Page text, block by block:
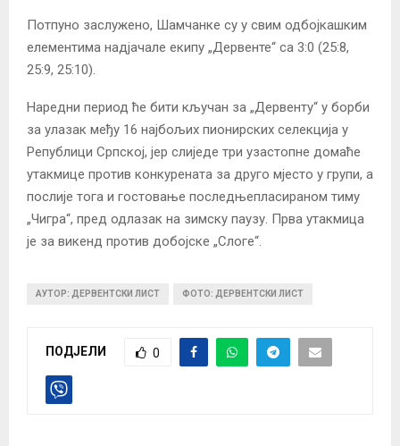
Потпуно заслужено, Шамчанке су у свим одбојкашким
елементима надјачале екипу „Дервенте“ са 3:0 (25:8,
25:9, 25:10).
Наредни период ће бити кључан за „Дервенту“ у борби
за улазак међу 16 најбољих пионирских селекција у
Републици Српској, јер слиједе три узастопне домаће
утакмице против конкурената за друго мјесто у групи, а
послије тога и гостовање последњепласираном тиму
„Чигра“, пред одлазак на зимску паузу. Прва утакмица
је за викенд против добојске „Слоге“.
АУТОР: ДЕРВЕНТСКИ ЛИСТ ФОТО: ДЕРВЕНТСКИ ЛИСТ
ПОДЈЕЛИ 0